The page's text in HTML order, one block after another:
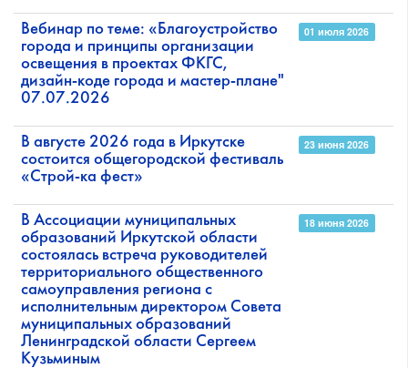
Вебинар по теме: «Благоустройство
города и принципы организации
освещения в проектах ФКГС,
дизайн-коде города и мастер-плане"
07.07.2026
01 июля 2026
В августе 2026 года в Иркутске
состоится общегородской фестиваль
«Строй-ка фест»
23 июня 2026
В Ассоциации муниципальных
образований Иркутской области
состоялась встреча руководителей
территориального общественного
самоуправления региона с
исполнительным директором Совета
муниципальных образований
Ленинградской области Сергеем
Кузьминым
18 июня 2026